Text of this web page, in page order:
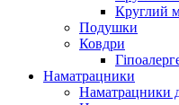
Круглий
Подушки
Ковдри
Наматрацники
Наматрацники